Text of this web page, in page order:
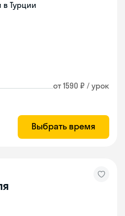
Турции
от 1590 ₽ / урок
Выбрать время